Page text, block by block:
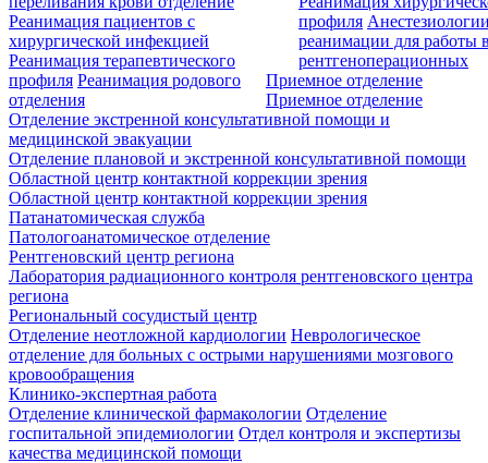
Реанимация пациентов с
хирургической инфекцией
Реанимация терапевтического
профиля Реанимация родового
отделения
профиля
реанимации для работы
рентгеноперационных
Приемное отделение
Приемное отделение
Отделение экстренной консультативной помощи и
медицинской эвакуации
Отделение плановой и экстренной консультативной помощи
Областной центр контактной коррекции зрения
Областной центр контактной коррекции зрения
Патанатомическая служба
Патологоанатомическое отделение
Рентгеновский центр региона
Лаборатория радиационного контроля рентгеновского центра
региона
Региональный сосудистый центр
Отделение неотложной кардиологии Неврологическое
отделение для больных с острыми нарушениями мозгового
кровообращения
Клинико-экспертная работа
Отделение клинической фармакологии Отделение
госпитальной эпидемиологии Отдел контроля и экспертизы
качества медицинской помощи